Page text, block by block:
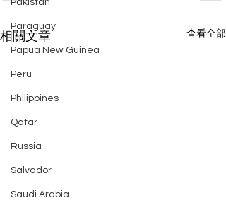
Pakistan
Paraguay
Papua New Guinea
Peru
Philippines
Qatar
Russia
Salvador
Saudi Arabia
相關文章 查看全部